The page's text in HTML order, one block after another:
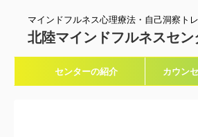
マインドフルネス心理療法・自己洞察ト
北陸マインドフルネスセン
センターの紹介 カウン